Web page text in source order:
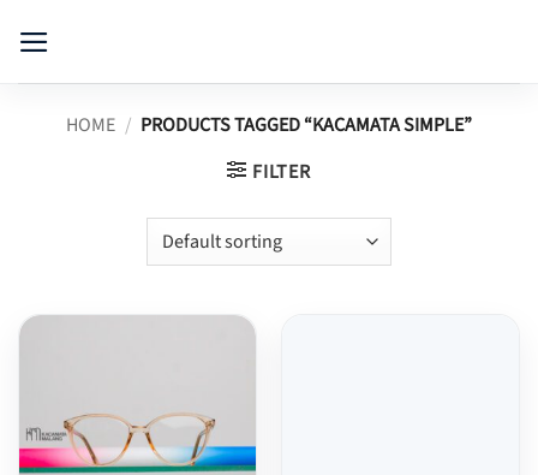
HOME / PRODUCTS TAGGED “KACAMATA SIMPLE”
FILTER